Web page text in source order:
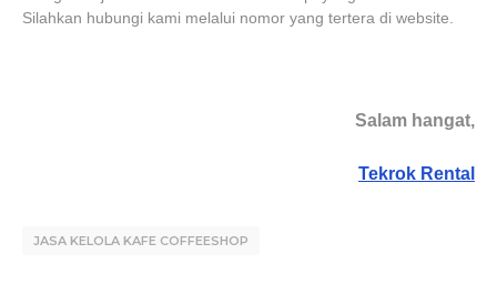
Silahkan hubungi kami melalui nomor yang tertera di website.
Salam hangat,
Tekrok Rental
JASA KELOLA KAFE COFFEESHOP